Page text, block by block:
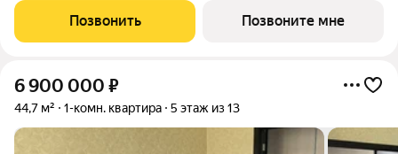
комплексе "Рябиновая Роща".Квартиры без отделки.
Доступность опции "отделка" и
Позвонить Позвоните мне
6 900 000 ₽
44,7 м² 1-комн. квартира 5 этаж из 13